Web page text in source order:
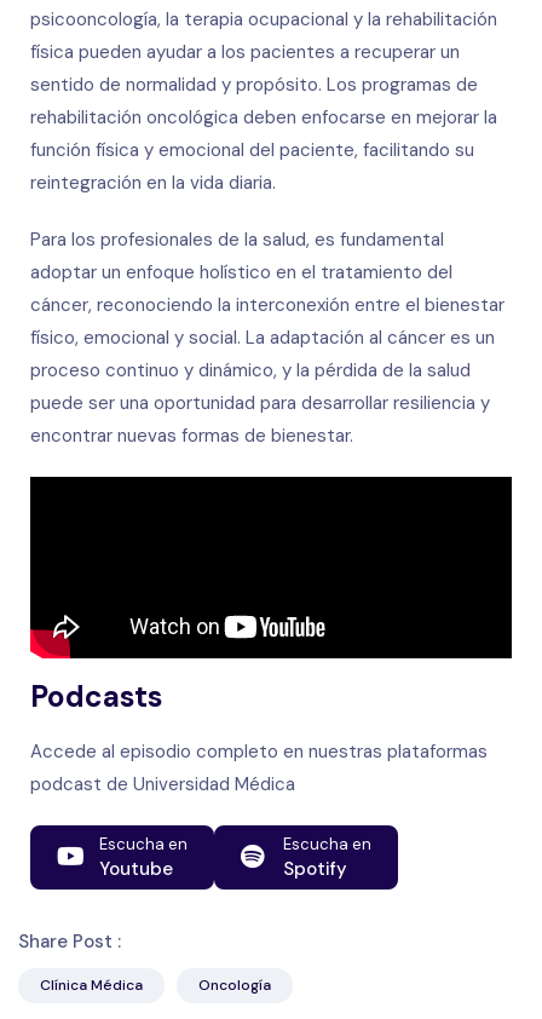
psicooncología, la terapia ocupacional y la rehabilitación
física pueden ayudar a los pacientes a recuperar un
sentido de normalidad y propósito. Los programas de
rehabilitación oncológica deben enfocarse en mejorar la
función física y emocional del paciente, facilitando su
reintegración en la vida diaria.
Para los profesionales de la salud, es fundamental
adoptar un enfoque holístico en el tratamiento del
cáncer, reconociendo la interconexión entre el bienestar
físico, emocional y social. La adaptación al cáncer es un
proceso continuo y dinámico, y la pérdida de la salud
puede ser una oportunidad para desarrollar resiliencia y
encontrar nuevas formas de bienestar.
Podcasts
Accede al episodio completo en nuestras plataformas
podcast de Universidad Médica
Escucha en
Youtube
Escucha en
Spotify
Share Post :
Clínica Médica Oncología